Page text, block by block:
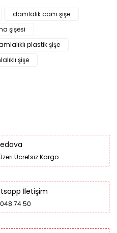
damlalık cam şişe
şişesi
plastik şişe
şişe
Ücretsiz Kargo
İletişim
74 50